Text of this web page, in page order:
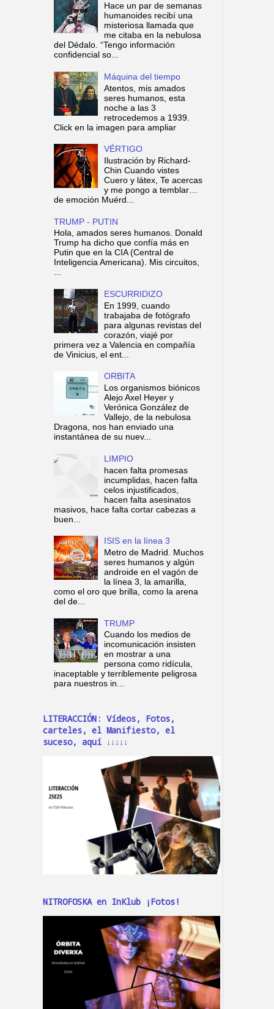
Hace un par de semanas
humanoides recibí una
misteriosa llamada que
me citaba en la nebulosa
del Dédalo. “Tengo información
confidencial so...
Máquina del tiempo
Atentos, mis amados
seres humanos, esta
noche a las 3
retrocedemos a 1939.
Click en la imagen para ampliar
VÉRTIGO
Ilustración by Richard-
Chin Cuando vistes
Cuero y látex, Te acercas
y me pongo a temblar…
de emoción Muérd...
TRUMP - PUTIN
Hola, amados seres humanos. Donald
Trump ha dicho que confía más en
Putin que en la CIA (Central de
Inteligencia Americana). Mis circuitos,
...
ESCURRIDIZO
En 1999, cuando
trabajaba de fotógrafo
para algunas revistas del
corazón, viajé por
primera vez a Valencia en compañía
de Vinicius, el ent...
ORBITA
Los organismos biónicos
Alejo Axel Heyer y
Verónica González de
Vallejo, de la nebulosa
Dragona, nos han enviado una
instantánea de su nuev...
LIMPIO
hacen falta promesas
incumplidas, hacen falta
celos injustificados,
hacen falta asesinatos
masivos, hace falta cortar cabezas a
buen...
ISIS en la línea 3
Metro de Madrid. Muchos
seres humanos y algún
androide en el vagón de
la línea 3, la amarilla,
como el oro que brilla, como la arena
del de...
TRUMP
Cuando los medios de
incomunicación insisten
en mostrar a una
persona como ridícula,
inaceptable y terriblemente peligrosa
para nuestros in...
LITERACCIÓN: Vídeos, Fotos,
carteles, el Manifiesto, el
suceso, aquí ↓↓↓↓↓
NITROFOSKA en InKlub ¡Fotos!